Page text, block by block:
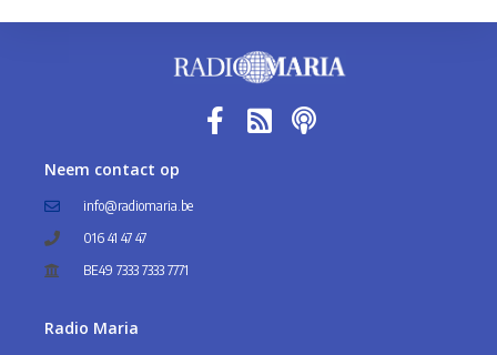
Neem contact op
info@radiomaria.be
016 41 47 47
BE49 7333 7333 7771
Radio Maria